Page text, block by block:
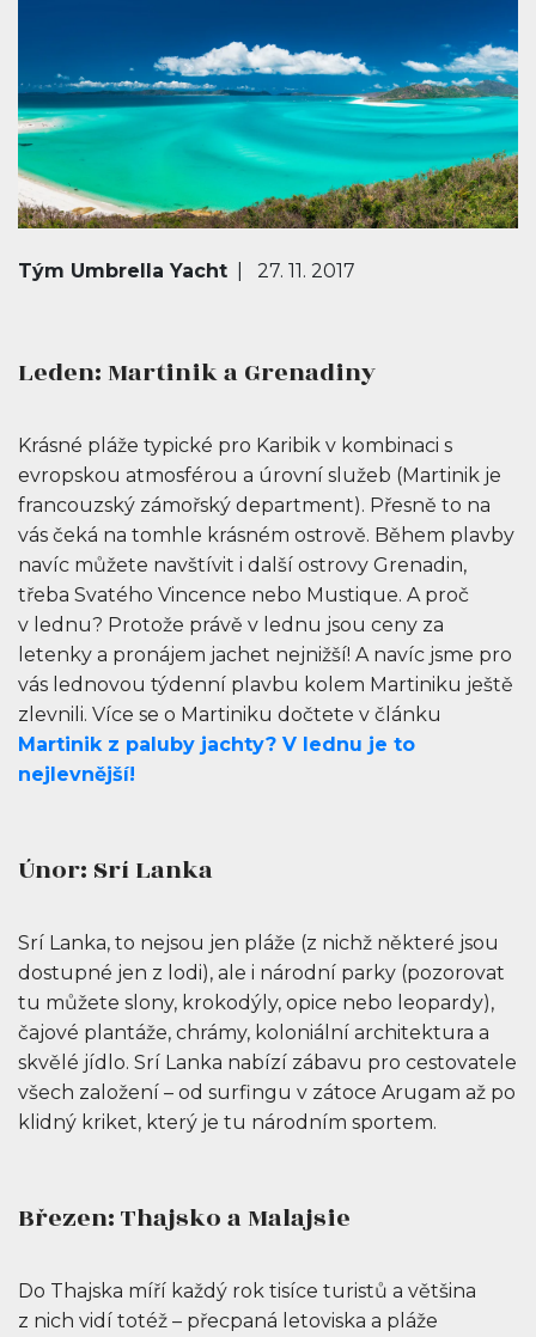
Tým Umbrella Yacht | 27. 11. 2017
Leden: Martinik a Grenadiny
Krásné pláže typické pro Karibik v kombinaci s
evropskou atmosférou a úrovní služeb (Martinik je
francouzský zámořský department). Přesně to na
vás čeká na tomhle krásném ostrově. Během plavby
navíc můžete navštívit i další ostrovy Grenadin,
třeba Svatého Vincence nebo Mustique. A proč
v lednu? Protože právě v lednu jsou ceny za
letenky a pronájem jachet nejnižší! A navíc jsme pro
vás lednovou týdenní plavbu kolem Martiniku ještě
zlevnili. Více se o Martiniku dočtete v článku
Martinik z paluby jachty? V lednu je to
nejlevnější!
Únor: Srí Lanka
Srí Lanka, to nejsou jen pláže (z nichž některé jsou
dostupné jen z lodi), ale i národní parky (pozorovat
tu můžete slony, krokodýly, opice nebo leopardy),
čajové plantáže, chrámy, koloniální architektura a
skvělé jídlo. Srí Lanka nabízí zábavu pro cestovatele
všech založení – od surfingu v zátoce Arugam až po
klidný kriket, který je tu národním sportem.
Březen: Thajsko a Malajsie
Do Thajska míří každý rok tisíce turistů a většina
z nich vidí totéž – přecpaná letoviska a pláže